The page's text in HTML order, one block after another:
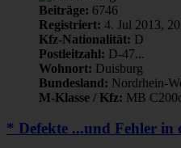
Beiträge: 6746
Registriert: 4. Jul 2013,
Kfz-Nationalität: D
Postleitzahl: D-47...
Wohnort: Duisburg
Bundesland: Nordrhein-
M-Klasse / Kfz: MB
* Defekte ...und Fehler in